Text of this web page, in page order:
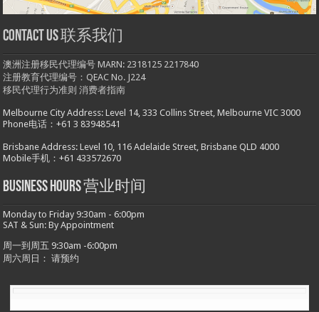
Contact us 联系我们
澳洲注册移民代理编号 MARN: 2318125 2217840
注册教育代理编号：QEAC No. J224
移民代理行为准则 消费者指南
Melbourne City Address: Level 14, 333 Collins Street, Melbourne VIC 3000
Phone电话：+61 3 83948541
Brisbane Address: Level 10, 116 Adelaide Street, Brisbane QLD 4000
Mobile手机：+61 433572670
Business hours 营业时间
Monday to Friday 9:30am - 6:00pm
SAT & Sun: By Appointment
周一到周五 9:30am -6:00pm
周六周日： 请预约